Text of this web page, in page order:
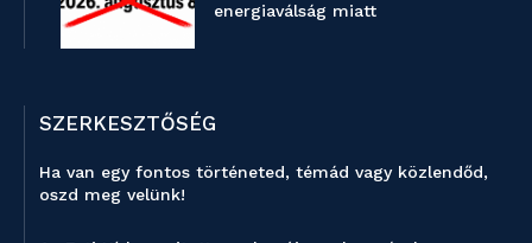
energiaválság miatt
SZERKESZTŐSÉG
Ha van egy fontos történeted, témád vagy közlendőd,
oszd meg velünk!